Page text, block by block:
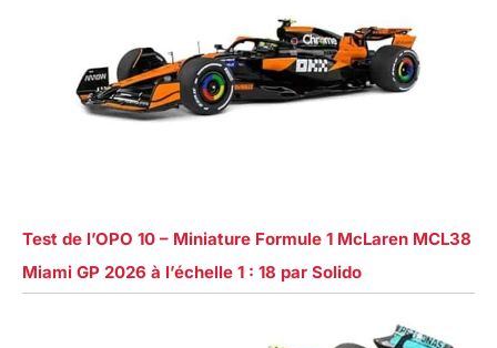
Test de l’OPO 10 – Miniature Formule 1 McLaren MCL38
Miami GP 2026 à l’échelle 1 : 18 par Solido